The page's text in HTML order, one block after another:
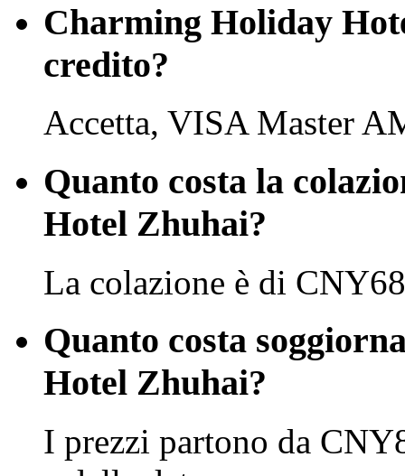
Charming Holiday
credito?
Accetta, VISA Master
Quanto costa la
Hotel Zhuhai?
La colazione è di
Quanto costa
Hotel Zhuhai?
I prezzi partono da